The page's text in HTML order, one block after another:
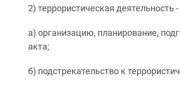
2) террористическая
а) организацию, планирование,
акта;
б) подстрекательство к